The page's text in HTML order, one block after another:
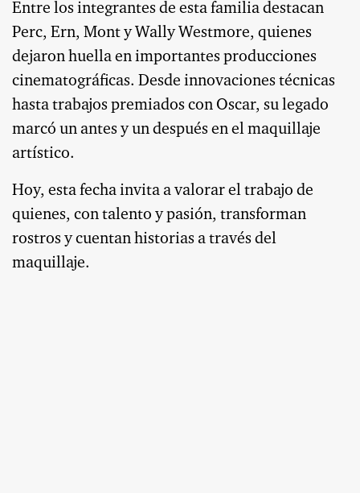
Entre los integrantes de esta familia destacan
Perc, Ern, Mont y Wally Westmore, quienes
dejaron huella en importantes producciones
cinematográficas. Desde innovaciones técnicas
hasta trabajos premiados con Oscar, su legado
marcó un antes y un después en el maquillaje
artístico.
Hoy, esta fecha invita a valorar el trabajo de
quienes, con talento y pasión, transforman
rostros y cuentan historias a través del
maquillaje.